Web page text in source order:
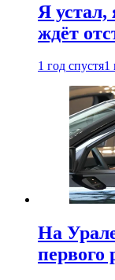
Я
ждёт
1 год спустя1
На
первого